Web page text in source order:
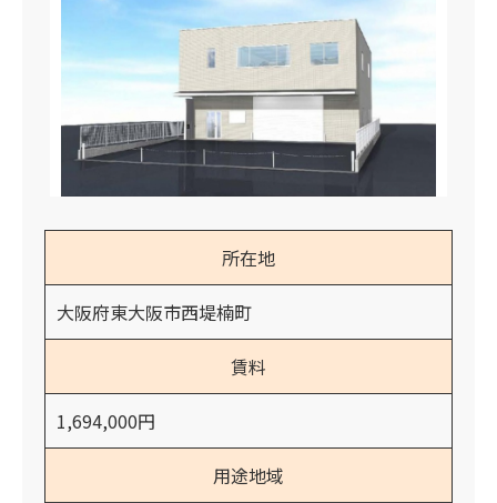
所在地
大阪府東大阪市西堤楠町
賃料
1,694,000円
用途地域